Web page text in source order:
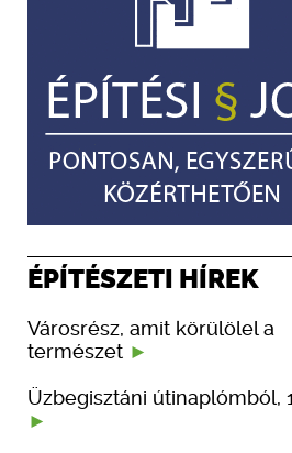
ÉPÍTÉSZETI HÍREK
Városrész, amit körülölel a
természet
Üzbegisztáni útinaplómból,